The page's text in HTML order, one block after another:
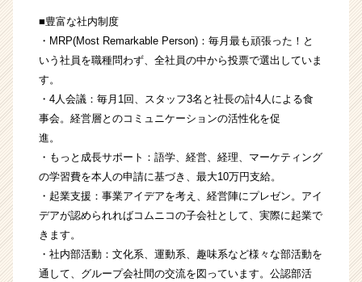
■豊富な社内制度
・MRP(Most Remarkable Person)：毎月最も頑張った！と
いう社員を職種問わず、全社員の中から投票で選出していま
す。
・4人会議：毎月1回、スタッフ3名と社長の計4人による食
事会。経営層とのコミュニケーションの活性化を促
進。
・もっと成長サポート：語学、経営、経理、マーケティング
の学習費を本人の申請に基づき、最大10万円支給。
・起業支援：事業アイデアを考え、経営陣にプレゼン。アイ
デアが認められればコムニコの子会社として、実際に起業で
きます。
・社内部活動：文化系、運動系、趣味系など様々な部活動を
通して、グループ会社間の交流を図っています。公認部活